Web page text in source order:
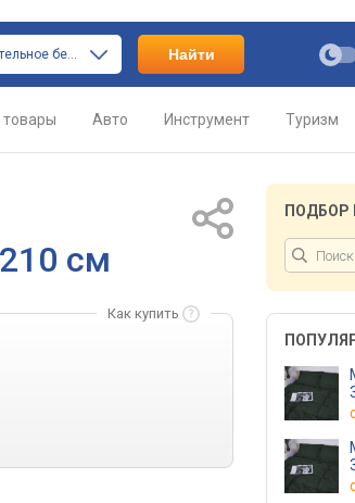
только постельное белье Найти
товары Авто Инструмент Туризм
см
Как купить
ПОДБОР